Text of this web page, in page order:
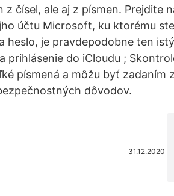
z čísel, ale aj z písmen. Prejdite
účtu Microsoft, ku ktorému
heslo, je pravdepodobne ten
prihlásenie do iCloudu ;
písmená a môžu byť zadaním
dôvodov.
31.12.2020